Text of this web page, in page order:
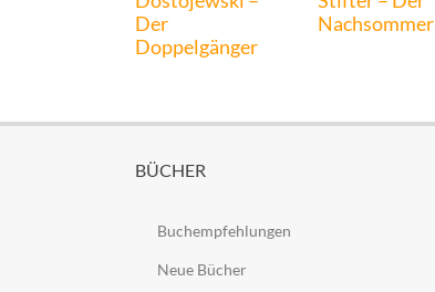
Der
Doppelgänger
Nachsommer
BÜCHER
Buchempfehlungen
Neue Bücher